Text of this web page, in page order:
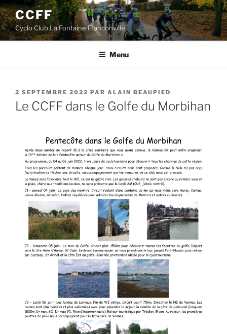
Aller
au
contenu
principal
CCFF
Cyclo Club La Fontaine Franconville
Menu
PUBLIÉ
LE
2 SEPTEMBRE 2022 PAR ALAIN BEAUPIED
Le CCFF dans le Golfe du Morbihan